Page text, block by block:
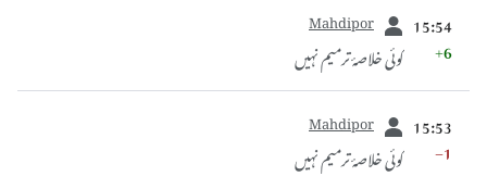
15:54
Mahdipor
+6 کوئی خلاصۂ ترمیم نہیں
15:53
Mahdipor
−1 کوئی خلاصۂ ترمیم نہیں